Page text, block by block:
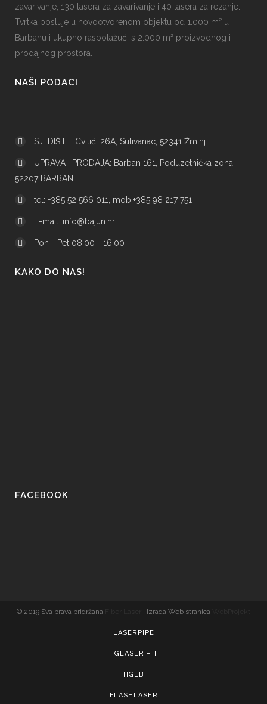
zavarivanje, 130 lasera za zavarivanje i 40 lasera za rezanje.
Tvrtka posluje u novootvorenom objektu od 1.000 m² u
Barbanu i ukupno raspolažući s 2.000 m² proizvodnog i
prodajnog prostora.
NAŠI PODACI
SJEDIŠTE: Cvitići 26A, Sutivanac, 52341 Žminj
UPRAVA I PRODAJA: Barban 161, Poduzetnička zona,
52207 BARBAN
tel: +385 52 566 011, mob:+385 98 217 751
E-mail: info@bajun.hr
Pon - Pet 08:00 - 16:00
KAKO DO NAS!
FACEBOOK
© 2019 Sva prava pridržana | Izrada Web stranica
LASERPIPE
HGLASER – T
HGLB
FLASHLASER